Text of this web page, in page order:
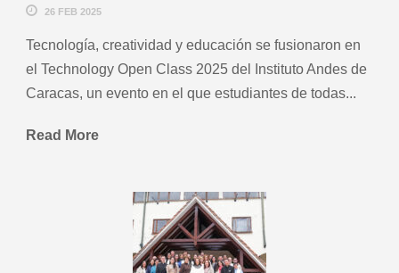
26 FEB 2025
Tecnología, creatividad y educación se fusionaron en
el Technology Open Class 2025 del Instituto Andes de
Caracas, un evento en el que estudiantes de todas...
Read More